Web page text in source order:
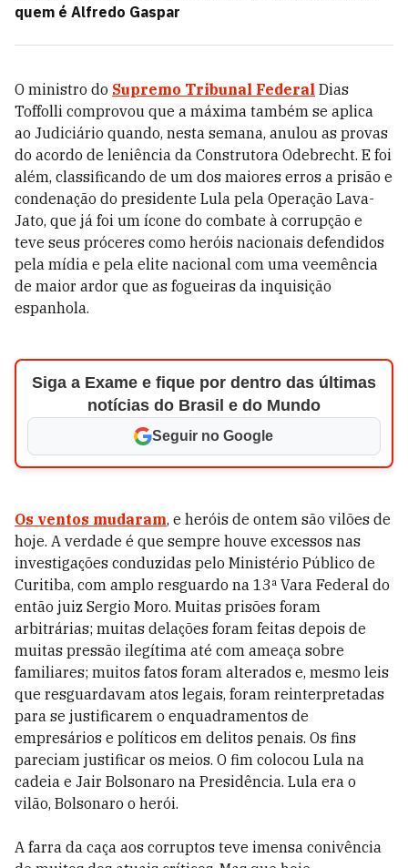
quem é Alfredo Gaspar
O ministro do Supremo Tribunal Federal Dias
Toffolli comprovou que a máxima também se aplica
ao Judiciário quando, nesta semana, anulou as provas
do acordo de leniência da Construtora Odebrecht. E foi
além, classificando de um dos maiores erros a prisão e
condenação do presidente Lula pela Operação Lava-
Jato, que já foi um ícone do combate à corrupção e
teve seus próceres como heróis nacionais defendidos
pela mídia e pela elite nacional com uma veemência
de maior ardor que as fogueiras da inquisição
espanhola.
Siga a Exame e fique por dentro das últimas
notícias do Brasil e do Mundo
Seguir no Google
Os ventos mudaram, e heróis de ontem são vilões de
hoje. A verdade é que sempre houve excessos nas
investigações conduzidas pelo Ministério Público de
Curitiba, com amplo resguardo na 13ª Vara Federal do
então juiz Sergio Moro. Muitas prisões foram
arbitrárias; muitas delações foram feitas depois de
muitas pressão ilegítima até com ameaça sobre
familiares; muitos fatos foram alterados e, mesmo leis
que resguardavam atos legais, foram reinterpretadas
para se justificarem o enquadramentos de
empresários e políticos em delitos penais. Os fins
pareciam justificar os meios. O fim colocou Lula na
cadeia e Jair Bolsonaro na Presidência. Lula era o
vilão, Bolsonaro o herói.
A farra da caça aos corruptos teve imensa conivência